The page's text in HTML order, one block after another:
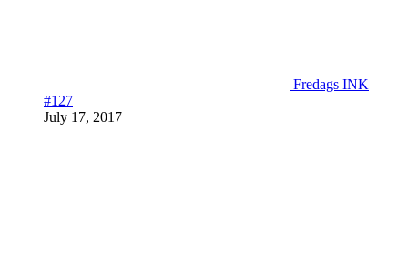
Fredags INK
#127
July 17, 2017